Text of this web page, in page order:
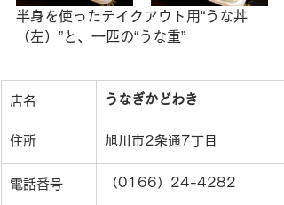
半身を使ったテイクアウト用“うな丼
（左）”と、一匹の“うな重”
店名 ​うなぎかどわき
住所 ​旭川市2条通7丁目
電話番号 （0166）24-4282